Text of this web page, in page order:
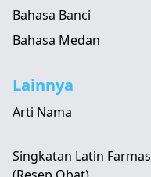
Bahasa Banci
Bahasa Medan
Lainnya
Arti Nama
Singkatan Latin